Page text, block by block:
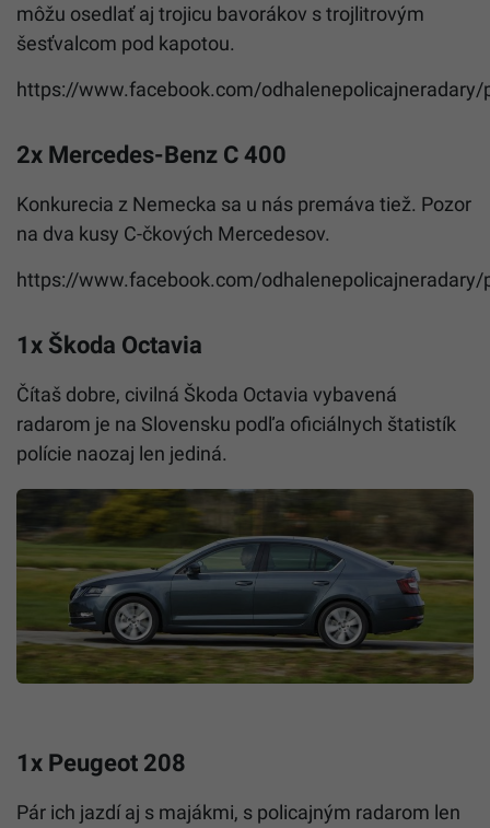
môžu osedlať aj trojicu bavorákov s trojlitrovým
šesťvalcom pod kapotou.
https://www.facebook.com/
2x Mercedes-Benz C 400
Konkurecia z Nemecka sa u nás premáva tiež. Pozor
na dva kusy C-čkových Mercedesov.
https://www.facebook.com/
1x Škoda Octavia
Čítaš dobre, civilná Škoda Octavia vybavená
radarom je na Slovensku podľa oficiálnych štatistík
polície naozaj len jediná.
1x Peugeot 208
Pár ich jazdí aj s majákmi, s policajným radarom len